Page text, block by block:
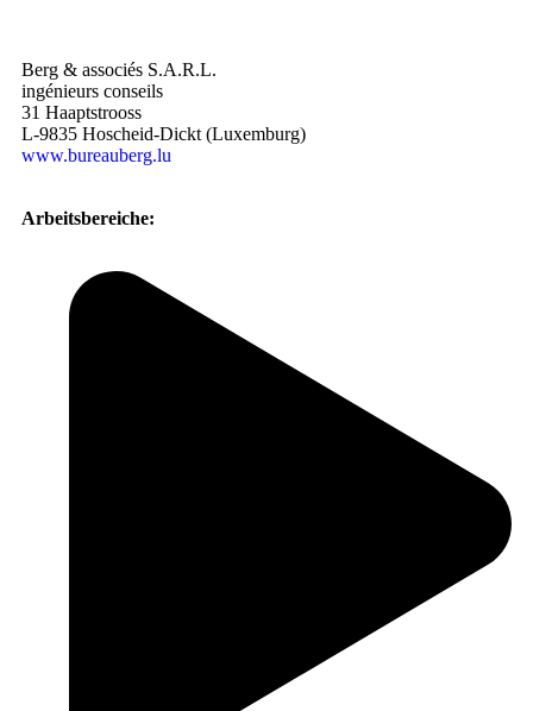
Berg & associés S.A.R.L.
ingénieurs conseils
31 Haaptstrooss
L-9835 Hoscheid-Dickt (Luxemburg)
www.bureauberg.lu
Arbeitsbereiche: